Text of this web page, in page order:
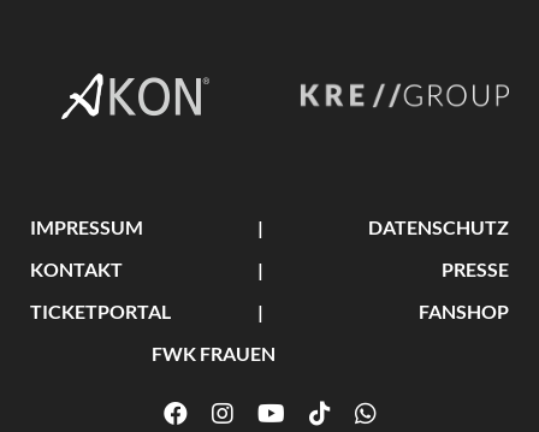
IMPRESSUM
DATENSCHUTZ
KONTAKT
PRESSE
TICKETPORTAL
FANSHOP
FWK FRAUEN